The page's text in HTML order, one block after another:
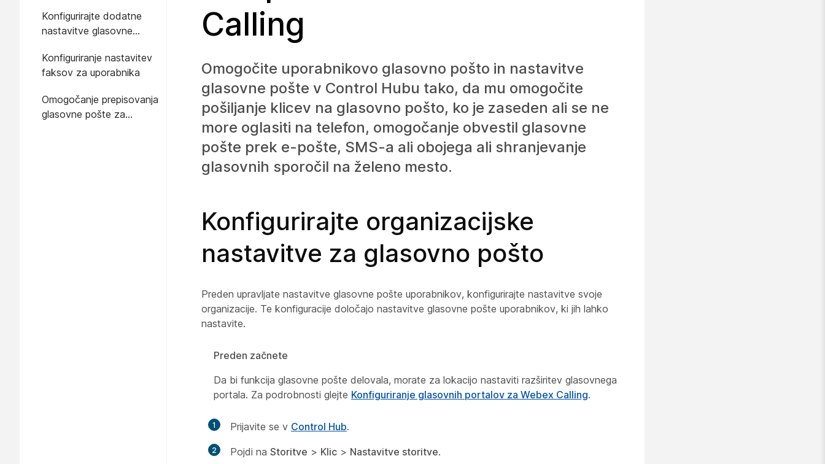
Konfigurirajte dodatne
nastavitve glasovne
Konfiguriranje nastavitev
faksov za uporabnika
Omogočanje prepisovanja
glasovne pošte za
Calling
Omogočite uporabnikovo glasovno pošto in nastavitve
glasovne pošte v Control Hubu tako, da mu omogočite
pošiljanje klicev na glasovno pošto, ko je zaseden ali se ne
more oglasiti na telefon, omogočanje obvestil glasovne
pošte prek e-pošte, SMS-a ali obojega ali shranjevanje
glasovnih sporočil na želeno mesto.
Konfigurirajte organizacijske
nastavitve za glasovno pošto
Preden upravljate nastavitve glasovne pošte uporabnikov, konfigurirajte nastavitve svoje
organizacije. Te konfiguracije določajo nastavitve glasovne pošte uporabnikov, ki jih lahko
nastavite.
Preden začnete
Da bi funkcija glasovne pošte delovala, morate za lokacijo nastaviti razširitev glasovnega
portala. Za podrobnosti glejte Konfiguriranje glasovnih portalov za Webex Calling.
1 Prijavite se v Control Hub.
2 Pojdi na Storitve > Klic > Nastavitve storitve.